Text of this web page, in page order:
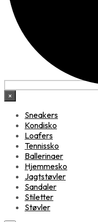
×
Sneakers
Kondisko
Loafers
Tennissko
Ballerinaer
Hjemmesko
Jagtstøvler
Sandaler
Stiletter
Støvler